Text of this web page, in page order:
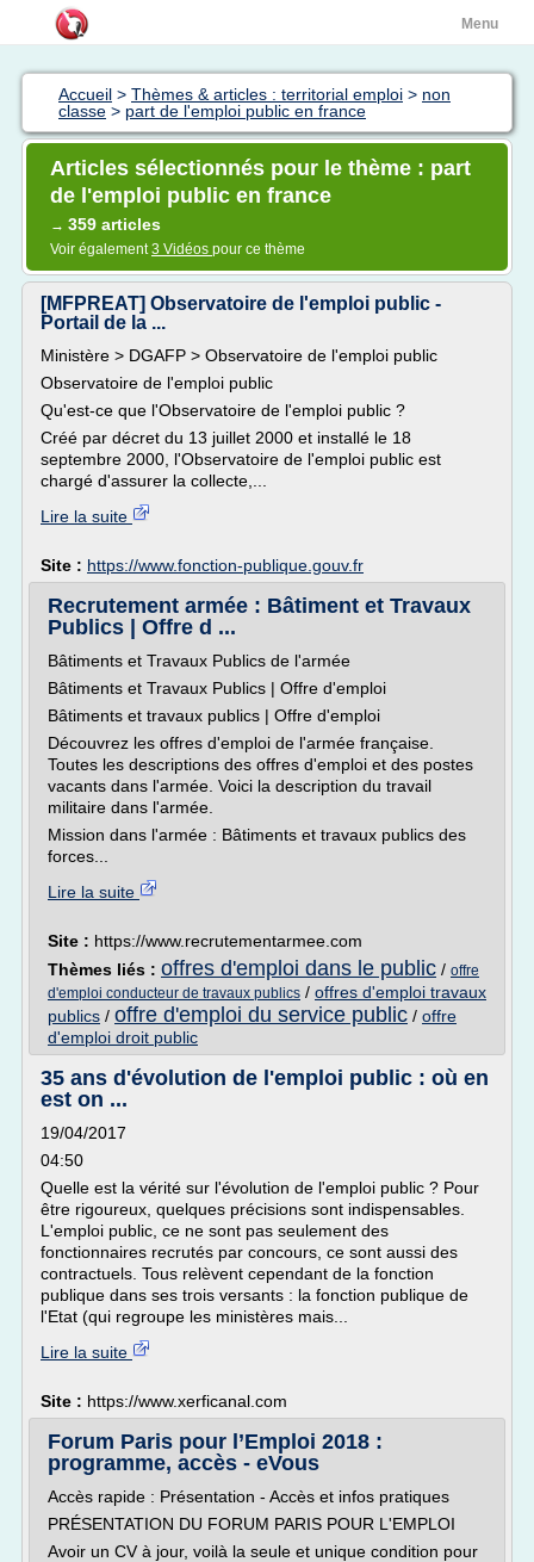
Menu
Accueil > Thèmes & articles : territorial emploi > non
classe > part de l'emploi public en france
Articles sélectionnés pour le thème : part
de l'emploi public en france
→ 359 articles
Voir également3 Vidéos pour ce thème
[MFPREAT] Observatoire de l'emploi public -
Portail de la ...
Ministère > DGAFP > Observatoire de l'emploi public
Observatoire de l'emploi public
Qu'est-ce que l'Observatoire de l'emploi public ?
Créé par décret du 13 juillet 2000 et installé le 18
septembre 2000, l'Observatoire de l'emploi public est
chargé d'assurer la collecte,...
Lire la suite
Site : https://www.fonction-publique.gouv.fr
Recrutement armée : Bâtiment et Travaux
Publics | Offre d ...
Bâtiments et Travaux Publics de l'armée
Bâtiments et Travaux Publics | Offre d'emploi
Bâtiments et travaux publics | Offre d'emploi
Découvrez les offres d'emploi de l'armée française.
Toutes les descriptions des offres d'emploi et des postes
vacants dans l'armée. Voici la description du travail
militaire dans l'armée.
Mission dans l'armée : Bâtiments et travaux publics des
forces...
Lire la suite
Site : https://www.recrutementarmee.com
Thèmes liés : offres d'emploi dans le public / offre
d'emploi conducteur de travaux publics / offres d'emploi travaux
publics / offre d'emploi du service public / offre
d'emploi droit public
35 ans d'évolution de l'emploi public : où en
est on ...
19/04/2017
04:50
Quelle est la vérité sur l'évolution de l'emploi public ? Pour
être rigoureux, quelques précisions sont indispensables.
L'emploi public, ce ne sont pas seulement des
fonctionnaires recrutés par concours, ce sont aussi des
contractuels. Tous relèvent cependant de la fonction
publique dans ses trois versants : la fonction publique de
l'Etat (qui regroupe les ministères mais...
Lire la suite
Site : https://www.xerficanal.com
Forum Paris pour l’Emploi 2018 :
programme, accès - eVous
Accès rapide : Présentation - Accès et infos pratiques
PRÉSENTATION DU FORUM PARIS POUR L'EMPLOI
Avoir un CV à jour, voilà la seule et unique condition pour